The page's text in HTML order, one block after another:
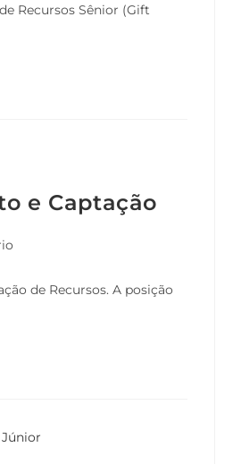
Recursos Sênior (Gift
e Captação
de Recursos. A posição